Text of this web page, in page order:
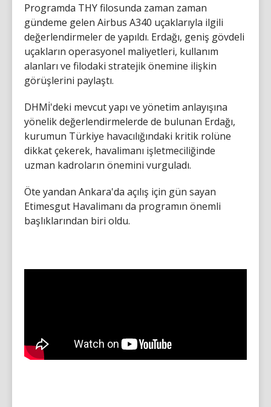
Programda THY filosunda zaman zaman
gündeme gelen Airbus A340 uçaklarıyla ilgili
değerlendirmeler de yapıldı. Erdağı, geniş gövdeli
uçakların operasyonel maliyetleri, kullanım
alanları ve filodaki stratejik önemine ilişkin
görüşlerini paylaştı.
DHMİ'deki mevcut yapı ve yönetim anlayışına
yönelik değerlendirmelerde de bulunan Erdağı,
kurumun Türkiye havacılığındaki kritik rolüne
dikkat çekerek, havalimanı işletmeciliğinde
uzman kadroların önemini vurguladı.
Öte yandan Ankara'da açılış için gün sayan
Etimesgut Havalimanı da programın önemli
başlıklarından biri oldu.